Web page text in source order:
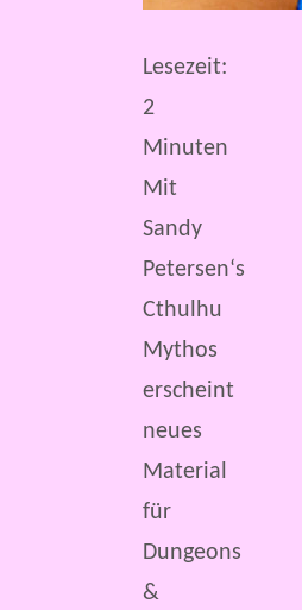
Lesezeit:
2
Minuten
Mit
Sandy
Petersen‘s
Cthulhu
Mythos
erscheint
neues
Material
für
Dungeons
&